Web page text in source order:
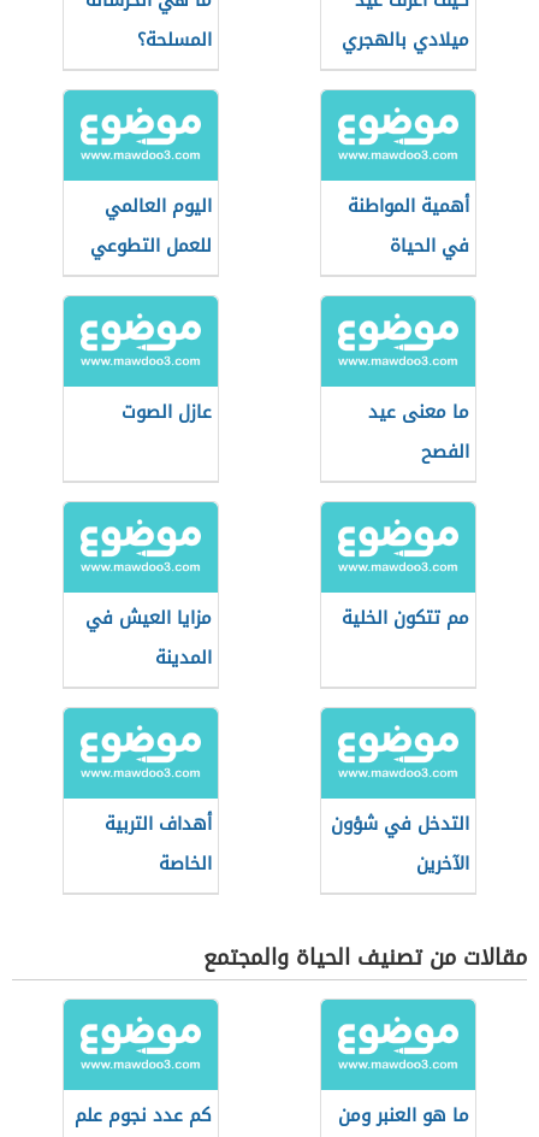
ميلادي بالهجري
المسلحة؟
أهمية المواطنة
في الحياة
الإنسانية
اليوم العالمي
للعمل التطوعي
ما معنى عيد
الفصح
عازل الصوت
مم تتكون الخلية
مزايا العيش في
المدينة
التدخل في شؤون
الآخرين
أهداف التربية
الخاصة
مقالات من تصنيف الحياة والمجتمع
ما هو العنبر ومن
كم عدد نجوم علم